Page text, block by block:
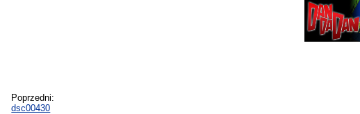
Poprzedni:
dsc00430